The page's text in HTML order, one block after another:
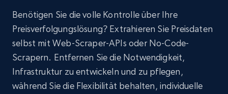
Benötigen Sie die volle Kontrolle über Ihre
Preisverfolgungslösung? Extrahieren Sie Preisdaten
selbst mit Web-Scraper-APIs oder No-Code-
Scrapern. Entfernen Sie die Notwendigkeit,
Infrastruktur zu entwickeln und zu pflegen,
während Sie die Flexibilität behalten, individuelle